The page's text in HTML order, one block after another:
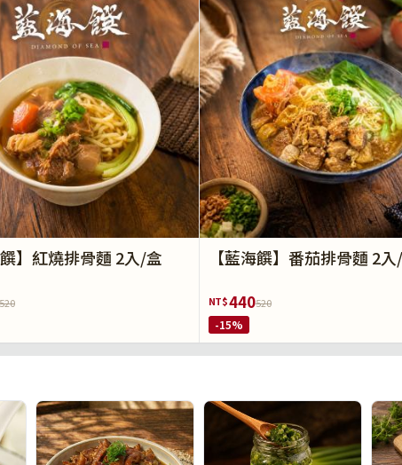
】紅燒排骨麵 2入/盒 【藍海饌】番茄排骨麵 2
NT$440520
-15%